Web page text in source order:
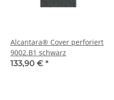
Alcantara® Cover perforiert
9002.B1 schwarz
133,90 € *